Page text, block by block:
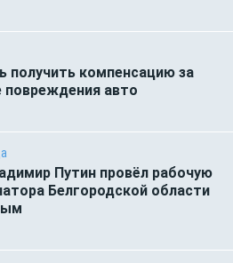
получить компенсацию за
авто
Путин провёл рабочую
Белгородской области